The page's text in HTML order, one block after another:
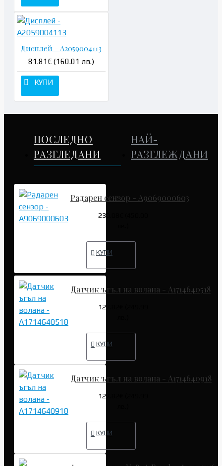
Дисплей - A2059004113
81.81€ (160.01 лв.)
КУПИ
ПОСЛЕДНО
РАЗГЛЕДАНИ
НАЙ-
РАЗГЛЕЖДАНИ
Радарен сензор - A9069000603
230.08€ (450.00
КУПИ
Датчик ъгъл на волана - A1714640518
127.82€ (249.99
КУПИ
Датчик ъгъл на волана - A1714640918
127.82€ (249.99
КУПИ